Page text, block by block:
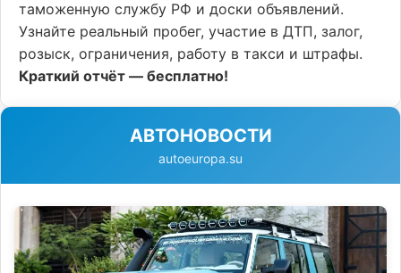
таможенную службу РФ и доски объявлений.
Узнайте реальный пробег, участие в ДТП, залог,
розыск, ограничения, работу в такси и штрафы.
Краткий отчёт — бесплатно!
АВТОНОВОСТИ
autoeuropa.su